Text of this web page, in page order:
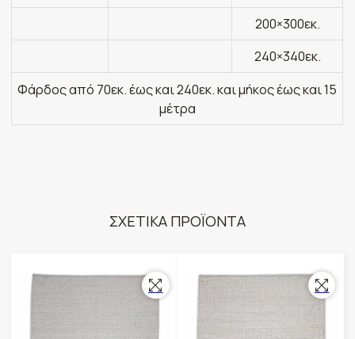
200×300εκ.
240×340εκ.
Φάρδος από 70εκ. έως και 240εκ. και μήκος έως και 15
μέτρα
ΣΧΕΤΙΚΑ ΠΡΟΪΟΝΤΑ